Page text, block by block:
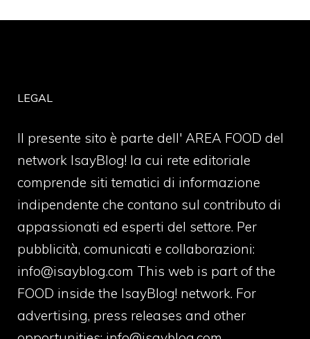
LEGAL
Il presente sito è parte dell' AREA FOOD del
network IsayBlog! la cui rete editoriale
comprende siti tematici di informazione
indipendente che contano sul contributo di
appassionati ed esperti del settore. Per
pubblicità, comunicati e collaborazioni:
info@isayblog.com This web is part of the
FOOD inside the IsayBlog! network. For
advertising, press releases and other